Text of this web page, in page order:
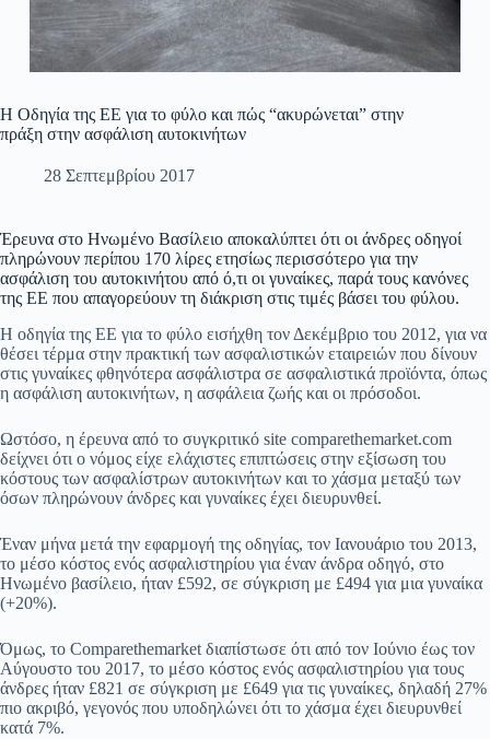
Η Οδηγία της ΕΕ για το φύλο και πώς “ακυρώνεται” στην
πράξη στην ασφάλιση αυτοκινήτων
28 Σεπτεμβρίου 2017
Έρευνα στο Ηνωμένο Βασίλειο αποκαλύπτει ότι οι άνδρες οδηγοί
πληρώνουν περίπου 170 λίρες ετησίως περισσότερο για την
ασφάλιση του αυτοκινήτου από ό,τι οι γυναίκες, παρά τους κανόνες
της ΕΕ που απαγορεύουν τη διάκριση στις τιμές βάσει του φύλου.
Η οδηγία της ΕΕ για το φύλο εισήχθη τον Δεκέμβριο του 2012, για να
θέσει τέρμα στην πρακτική των ασφαλιστικών εταιρειών που δίνουν
στις γυναίκες φθηνότερα ασφάλιστρα σε ασφαλιστικά προϊόντα, όπως
η ασφάλιση αυτοκινήτων, η ασφάλεια ζωής και οι πρόσοδοι.
Ωστόσο, η έρευνα από το συγκριτικό site comparethemarket.com
δείχνει ότι ο νόμος είχε ελάχιστες επιπτώσεις στην εξίσωση του
κόστους των ασφαλίστρων αυτοκινήτων και το χάσμα μεταξύ των
όσων πληρώνουν άνδρες και γυναίκες έχει διευρυνθεί.
Έναν μήνα μετά την εφαρμογή της οδηγίας, τον Ιανουάριο του 2013,
το μέσο κόστος ενός ασφαλιστηρίου για έναν άνδρα οδηγό, στο
Ηνωμένο βασίλειο, ήταν £592, σε σύγκριση με £494 για μια γυναίκα
(+20%).
Όμως, το Comparethemarket διαπίστωσε ότι από τον Ιούνιο έως τον
Αύγουστο του 2017, το μέσο κόστος ενός ασφαλιστηρίου για τους
άνδρες ήταν £821 σε σύγκριση με £649 για τις γυναίκες, δηλαδή 27%
πιο ακριβό, γεγονός που υποδηλώνει ότι το χάσμα έχει διευρυνθεί
κατά 7%.